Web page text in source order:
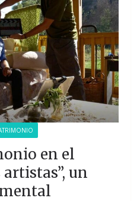
en el
un